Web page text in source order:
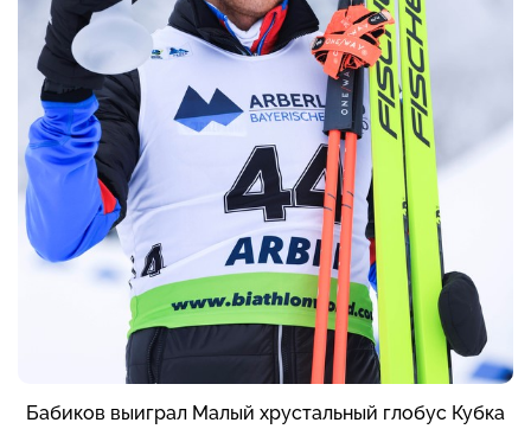
Бабиков выиграл Малый хрустальный глобус Кубка